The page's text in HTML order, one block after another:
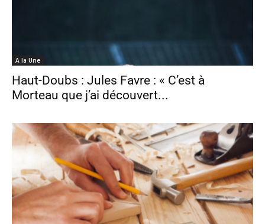
A la Une
Haut-Doubs : Jules Favre : « C’est à
Morteau que j’ai découvert...